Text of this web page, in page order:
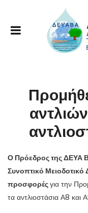
Ο Πρόεδρος της ΔΕΥΑ
Συνοπτικό
προσφορέςγια την
τα αντλιοστάσια Α8 και